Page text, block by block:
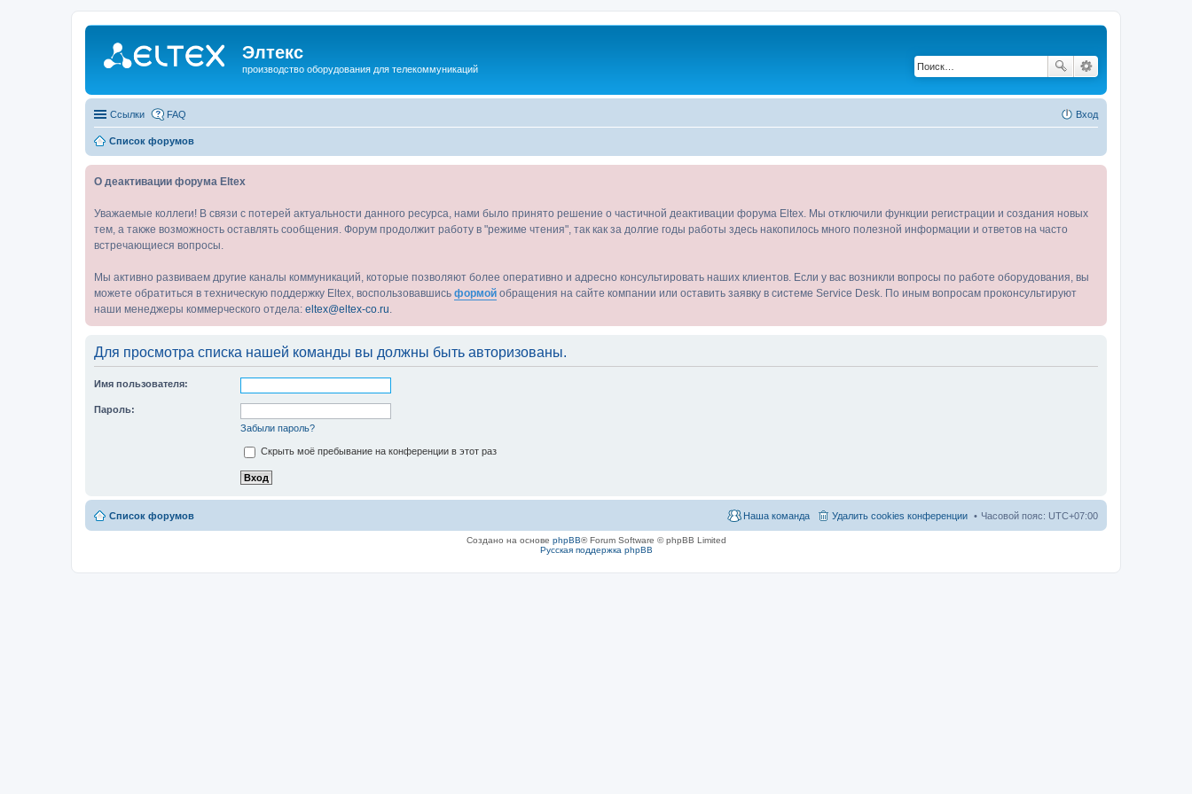
Элтекс
производство оборудования для телекоммуникаций
Ссылки FAQ Вход
Список форумов
О деактивации форума Eltex
Уважаемые коллеги! В связи с потерей актуальности данного ресурса, нами было принято решение о частичной деактивации форума Eltex. Мы отключили функции регистрации и создания новых
тем, а также возможность оставлять сообщения. Форум продолжит работу в "режиме чтения", так как за долгие годы работы здесь накопилось много полезной информации и ответов на часто
встречающиеся вопросы.
Мы активно развиваем другие каналы коммуникаций, которые позволяют более оперативно и адресно консультировать наших клиентов. Если у вас возникли вопросы по работе оборудования, вы
можете обратиться в техническую поддержку Eltex, воспользовавшись формой обращения на сайте компании или оставить заявку в системе Service Desk. По иным вопросам проконсультируют
наши менеджеры коммерческого отдела: eltex@eltex-co.ru
Для просмотра списка нашей команды вы должны быть авторизованы.
Имя пользователя:
Пароль:
Забыли пароль?
Скрыть моё пребывание на конференции в этот раз
Список форумов Часовой пояс: UTC+07:00
Удалить cookies конференции
Наша команда
Создано на основе phpBB® Forum Software © phpBB Limited
Русская поддержка phpBB